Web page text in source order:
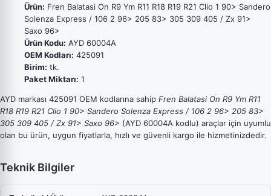
Ürün: Fren Balatasi On R9 Ym R11 R18 R19 R21 Clio 1 90> Sandero
Solenza Express / 106 2 96> 205 83> 305 309 405 / Zx 91>
Saxo 96>
Ürün Kodu: AYD 60004A
OEM Kodları: 425091
Birim: tk.
Paket Miktarı: 1
AYD markası 425091 OEM kodlarına sahip Fren Balatasi On R9 Ym R11
R18 R19 R21 Clio 1 90> Sandero Solenza Express / 106 2 96> 205 83>
305 309 405 / Zx 91> Saxo 96> (AYD 60004A kodlu) araçlar için uyumlu
olan bu ürün, uygun fiyatlarla, hızlı ve güvenli kargo ile hizmetinizdedir.
Teknik Bilgiler